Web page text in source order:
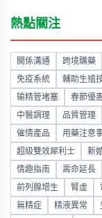
熱點關注
關係溝通 跨境購藥
免疫系統 輔助生殖
输精管堵塞 春節優
中醫調理 品質管理
催情產品 用藥注意
超級雙效犀利士 新
情趣指南 壽命延長
前列腺增生 腎虛
無精症 精液異常